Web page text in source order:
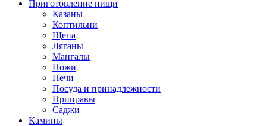
Приготовление пищи
Казаны
Коптильни
Щепа
Ляганы
Мангалы
Ножи
Печи
Посуда и принадлежности
Приправы
Саджи
Камины